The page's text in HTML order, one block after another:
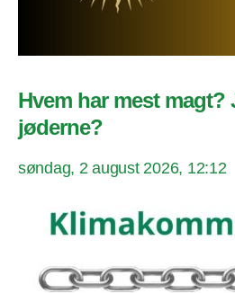
Hvem har mest magt?
jøderne?
søndag, 2 august 2026, 12:12